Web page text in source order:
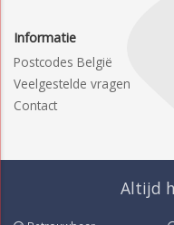
Informatie
Postcodes België
Veelgestelde vragen
Contact
Altijd